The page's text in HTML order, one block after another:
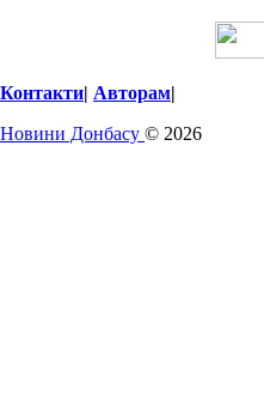
Контакти| Авторам|
Новини Донбасу © 2026